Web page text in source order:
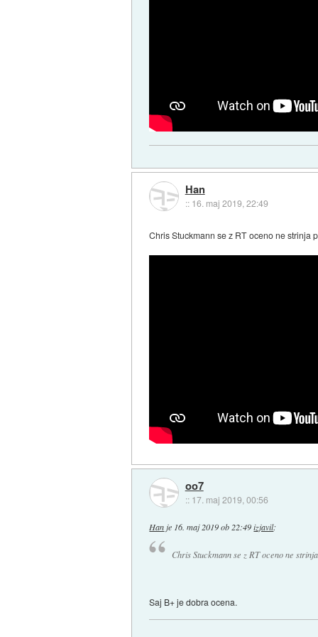
Han
:: 16. maj 2019, 22:49
Chris Stuckmann se z RT oceno ne strinja
oo7
:: 17. maj 2019, 00:56
Han je 16. maj 2019 ob 22:49 izjavil:
Chris Stuckmann se z RT oceno ne
Saj B+ je dobra ocena.